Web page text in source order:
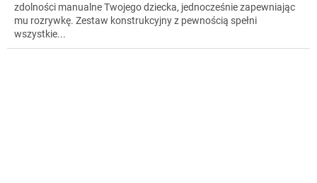
zdolności manualne Twojego dziecka, jednocześnie zapewniając
mu rozrywkę. Zestaw konstrukcyjny z pewnością spełni
wszystkie...